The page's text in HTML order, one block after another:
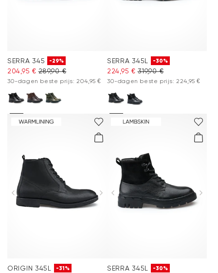
SERRA 345 -29%
204,95 € 289,90 €
30-dagen beste prijs: 204,95 €
SERRA 345L -30%
224,95 € 319,90 €
30-dagen beste prijs: 224,95 €
ORIGIN 345L -31% SERRA 345L -30%